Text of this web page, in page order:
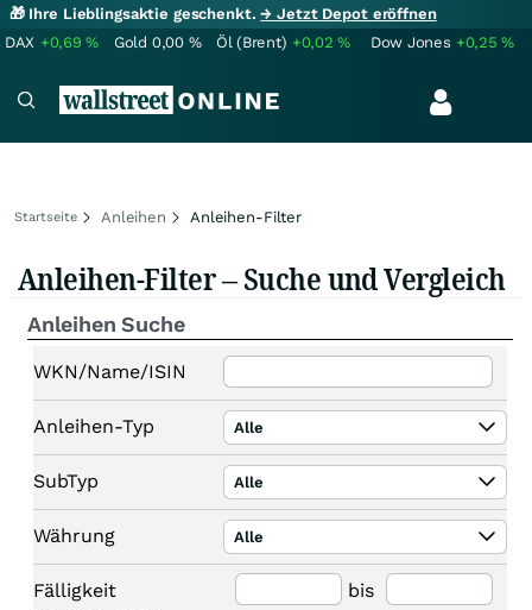
🎁 Ihre Lieblingsaktie geschenkt.→ Jetzt Depot eröffnen
DAX +0,69% Gold 0,00 % Öl (Brent) +0,02% Dow Jones +0,25%
Startseite Anleihen Anleihen-Filter
Anleihen-Filter – Suche und Vergleich
Anleihen Suche
WKN/Name/ISIN
Anleihen-Typ Alle
SubTyp Alle
Währung Alle
Fälligkeit
bis